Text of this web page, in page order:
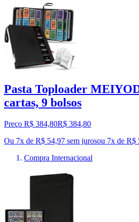
Pasta Toploader
cartas, 9 bolsos
Preço R$ 384,80R$ 384,80
Ou 7x de R$ 54,97 sem jurosou 7x de R$
Compra Internacional